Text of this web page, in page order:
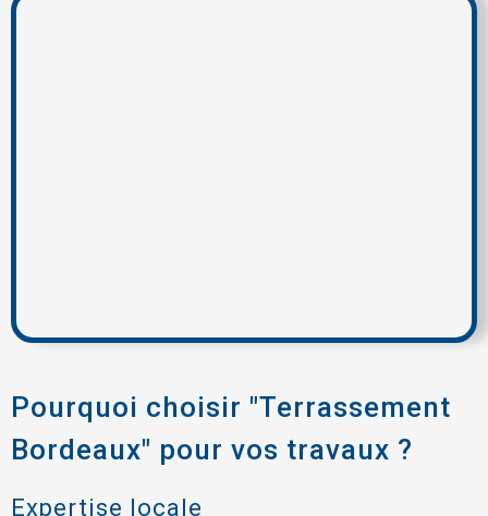
Pourquoi choisir "Terrassement
Bordeaux" pour vos travaux ?
Expertise locale